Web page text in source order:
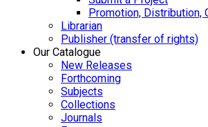
Promotion, Distribution,
Librarian
Publisher (transfer of rights)
Our Catalogue
New Releases
Forthcoming
Subjects
Collections
Journals